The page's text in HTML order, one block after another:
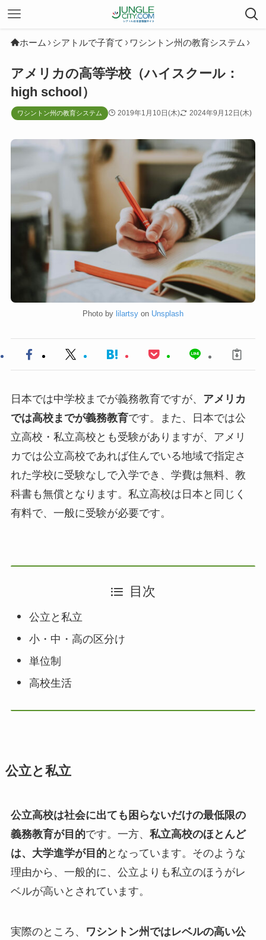
ホーム シアトルで子育て ワシントン州の教育システム
アメリカの高等学校（ハイスクール：
high school）
ワシントン州の教育システム 2019年1月10日(木) 2024年9月12日(木)
Photo by lilartsy on Unsplash
日本では中学校までが義務教育ですが、 アメリカ
では高校までが義務教育です。また、日本では公
立高校・私立高校とも受験がありますが、アメリ
カでは公立高校であれば住んでいる地域で指定さ
れた学校に受験なしで入学でき、学費は無料、教
科書も無償となります。私立高校は日本と同じく
有料で、一般に受験が必要です。
目次
公立と私立
小・中・高の区分け
単位制
高校生活
公立と私立
公立高校は社会に出ても困らないだけの最低限の
義務教育が目的です。一方、 私立高校のほとんど
は、大学進学が目的となっています。そのような
理由から、一般的に、公立よりも私立のほうがレ
ベルが高いとされています。
実際のところ、
ワシントン州ではレベルの高い公